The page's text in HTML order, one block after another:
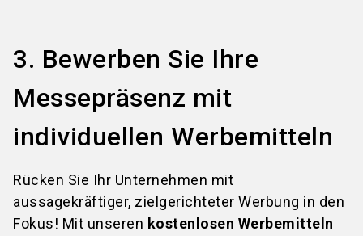
3. Bewerben Sie Ihre
Messepräsenz mit
individuellen Werbemitteln
Rücken Sie Ihr Unternehmen mit
aussagekräftiger, zielgerichteter Werbung in den
Fokus! Mit unseren kostenlosen Werbemitteln